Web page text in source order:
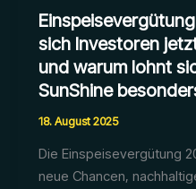
sich Investoren
und warum lohnt
SunShine
18. August 2025
Die Einspeisevergütung
neue Chancen,